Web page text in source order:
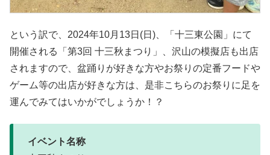
という訳で、2024年10月13日(日)、「十三東公園」にて
開催される「第3回 十三秋まつり」、沢山の模擬店も出店
されますので、盆踊りが好きな方やお祭りの定番フードや
ゲーム等の出店が好きな方は、是非こちらのお祭りに足を
運んでみてはいかがでしょうか！？
イベント名称